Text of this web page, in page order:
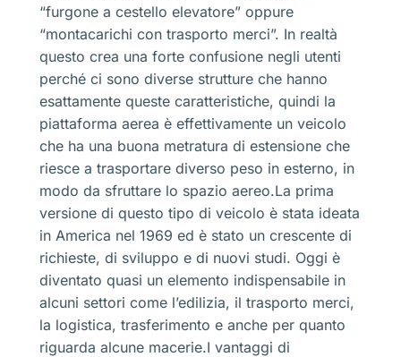
“furgone a cestello elevatore” oppure
“montacarichi con trasporto merci”. In realtà
questo crea una forte confusione negli utenti
perché ci sono diverse strutture che hanno
esattamente queste caratteristiche, quindi la
piattaforma aerea è effettivamente un veicolo
che ha una buona metratura di estensione che
riesce a trasportare diverso peso in esterno, in
modo da sfruttare lo spazio aereo.La prima
versione di questo tipo di veicolo è stata ideata
in America nel 1969 ed è stato un crescente di
richieste, di sviluppo e di nuovi studi. Oggi è
diventato quasi un elemento indispensabile in
alcuni settori come l’edilizia, il trasporto merci,
la logistica, trasferimento e anche per quanto
riguarda alcune macerie.I vantaggi di